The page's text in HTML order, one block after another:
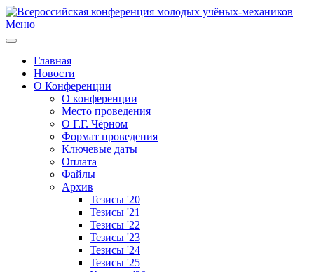
Меню
Главная
Новости
О Конференции
О конференции
Место проведения
О Г.Г. Чёрном
Формат проведения
Ключевые даты
Оплата
Файлы
Архив
Тезисы '20
Тезисы '21
Тезисы '22
Тезисы '23
Тезисы '24
Тезисы '25